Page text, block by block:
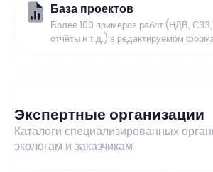
База проектов
Более 100 примеров работ (НДВ,
отчёты и т.д.) в редактируемом
Экспертные организации
Каталоги специализированных
экологам и заказчикам